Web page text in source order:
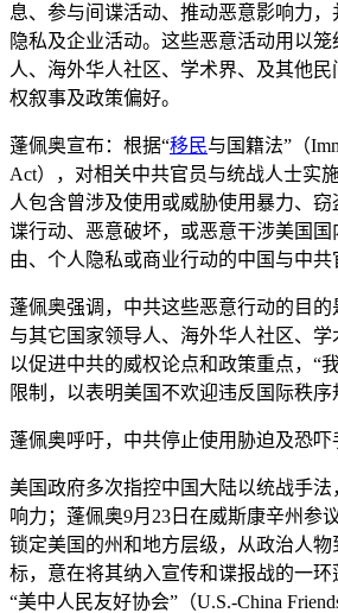
息、参与间谍活动、推动恶意影响力
隐私及企业活动。这些恶意活动用以
人、海外华人社区、学术界、及其他
权叙事及政策偏好。
蓬佩奥宣布：根据“移民与国籍法”（
Act），对相关中共官员与统战人士实
人包含曾涉及使用或威胁使用暴力、
谍行动、恶意破坏，或恶意干涉美国国
由、个人隐私或商业行动的中国与中共
蓬佩奥强调，中共这些恶意行动的目的
与其它国家领导人、海外华人社区、学
以促进中共的威权论点和政策重点，“
限制，以表明美国不欢迎违反国际秩序
蓬佩奥呼吁，中共停止使用胁迫及恐吓
美国政府多次指控中国大陆以统战手
响力；蓬佩奥9月23日在威斯康辛州参
锁定美国的州和地方层级，从政治人物
标，意在将其纳入宣传和谍报战的一
“美中人民友好协会”（U.S.-China